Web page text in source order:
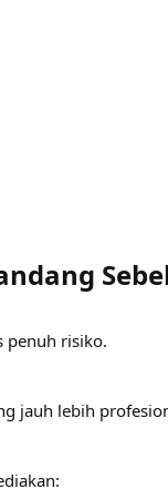
penuh risiko.
jauh lebih